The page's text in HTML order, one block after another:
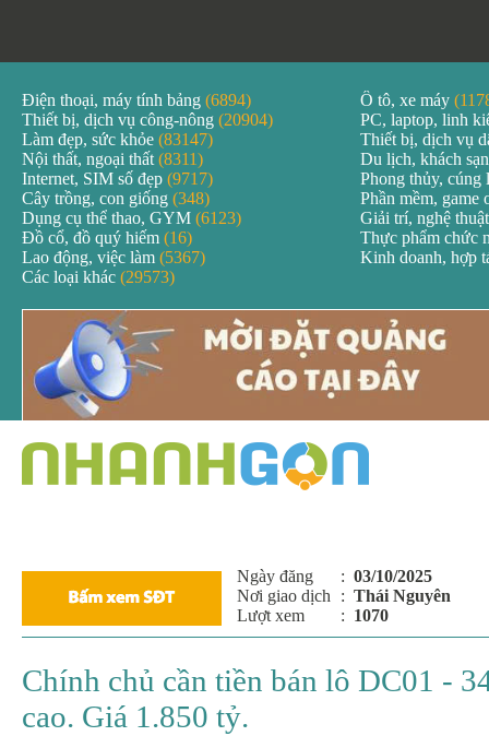
Điện thoại, máy tính bảng (6894) Ô tô, xe máy
Thiết bị, dịch vụ công-nông (20904)
PC, laptop, linh
Làm đẹp, sức khỏe (83147)
Thiết bị, dịch vụ
Nội thất, ngoại thất (8311)
Du lịch, khách
Internet, SIM số đẹp (9717)
Phong thủy, cúng
Cây trồng, con giống (348)
Phần mềm, game
Dụng cụ thể thao, GYM (6123)
Giải trí, nghệ
Đồ cổ, đồ quý hiếm (16)
Thực phẩm chức
Lao động, việc làm (5367)
Kinh doanh, hợp
Các loại khác (29573)
Ngày đăng : 03/10/2025
Nơi giao dịch : Thái Nguyên
Lượt xem
: 1070
Chính chủ cần tiền bán lô DC01 -
cao. Giá 1.850 tỷ.